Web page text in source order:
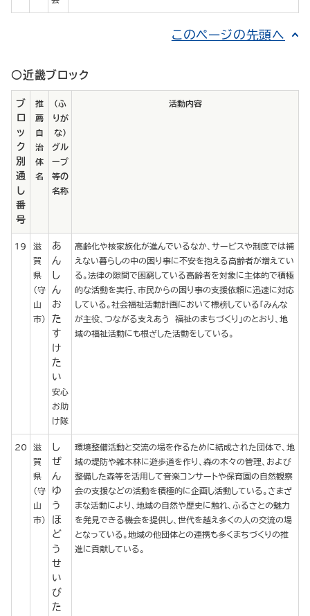
このページの先頭へ
○近畿ブロック
ブ
ロ
ッ
ク
別
通
し
番
号
推
薦
自
治
体
名
（ふ
りが
な）
グル
ープ
等の
名称
活動内容
19
滋
賀
県
（守
山
市）
あ
ん
し
ん
お
た
す
け
た
い
安心
お助
け隊
高齢化や核家族化が進んでいるなか、サービスや制度では補
えない暮らしの中の困り事に不安を抱える高齢者が増えてい
る。法律の隙間で困窮している高齢者を対象に主体的で積極
的な活動を実行、市民からの困り事の支援依頼に迅速に対応
している。社会福祉活動計画において標榜している「みんな
が主役、つながる支えあう 福祉のまちづくり」のとおり、地
域の福祉活動にも根ざした活動をしている。
20
滋
賀
県
（守
山
市）
し
ぜ
ん
ゆ
う
ほ
ど
う
せ
い
び
た
環境整備活動と交流の場を作るために結成された団体で、地
域の堤防や雑木林に遊歩道を作り、森の木々の管理、および
整備した森等を活用して音楽コンサートや保育園の自然観察
会の支援などの活動を積極的に企画し活動している。さまざ
まな活動により、地域の自然や歴史に触れ、ふるさとの魅力
を発見できる機会を提供し、世代を越え多くの人の交流の場
となっている。地域の他団体との連携も多くまちづくりの推
進に貢献している。